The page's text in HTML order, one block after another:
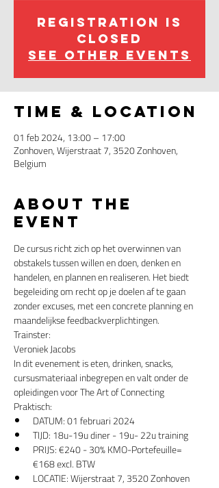
Registration is
closed
See other events
Time & Location
01 feb 2024, 13:00 – 17:00
Zonhoven, Wijerstraat 7, 3520 Zonhoven,
Belgium
About the
event
De cursus richt zich op het overwinnen van
obstakels tussen willen en doen, denken en
handelen, en plannen en realiseren. Het biedt
begeleiding om recht op je doelen af te gaan
zonder excuses, met een concrete planning en
maandelijkse feedbackverplichtingen.
Trainster:
Veroniek Jacobs
In dit evenement is eten, drinken, snacks,
cursusmateriaal inbegrepen en valt onder de
opleidingen voor The Art of Connecting
Praktisch:
DATUM: 01 februari 2024
TIJD: 18u-19u diner - 19u- 22u training
PRIJS: €240 - 30% KMO-Portefeuille=
€168 excl. BTW
LOCATIE: Wijerstraat 7, 3520 Zonhoven